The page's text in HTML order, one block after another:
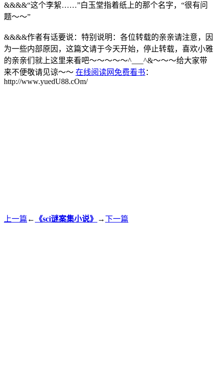
&&&&“这个李絮……”白玉堂指着纸上的那个名字，“很有问
题～～”
&&&&作者有话要说：特别说明：各位转载的亲亲请注意，因
为一些内部原因，这篇文请于今天开始，停止转载，喜欢小雅
的亲亲们就上这里来看吧～～～～～^___^&～～～给大家带
来不便敬请见谅～～ 在线阅读网免费看书 ：
http://www.yuedU88.cOm/
上一篇 ← 《sci谜案集小说》 →下一篇